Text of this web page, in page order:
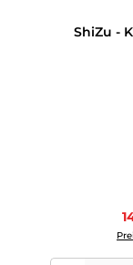
ShiZu -